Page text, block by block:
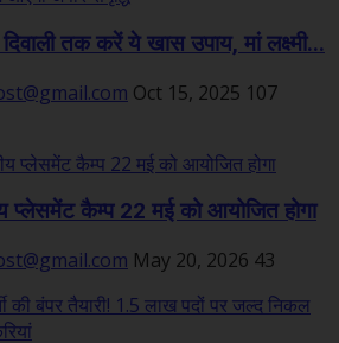
तक करें ये खास उपाय, मां लक्ष्मी...
Oct 15, 2025 107
प्लेसमेंट कैम्प 22 मई को आयोजित होगा
May 20, 2026 43